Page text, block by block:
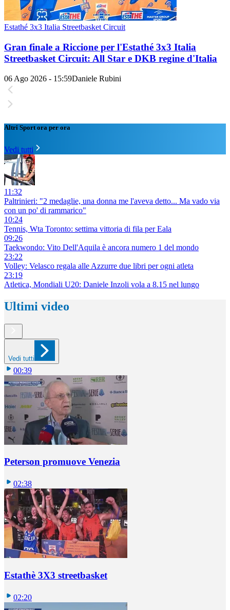
Estathé 3x3 Italia Streetbasket Circuit
Gran finale a Riccione per l'Estathé 3x3 Italia
Streetbasket Circuit: All Star e DKB regine d'Italia
06 Ago 2026 - 15:59Daniele Rubini
Altri Sport ora per ora
Vedi tutti
11:32
Paltrinieri: "2 medaglie, una donna me l'aveva detto... Ma vado via
con un po' di rammarico"
10:24
Tennis, Wta Toronto: settima vittoria di fila per Eala
09:26
Taekwondo: Vito Dell'Aquila è ancora numero 1 del mondo
23:22
Volley: Velasco regala alle Azzurre due libri per ogni atleta
23:19
Atletica, Mondiali U20: Daniele Inzoli vola a 8.15 nel lungo
Ultimi video
Vedi tutti
00:39
Peterson promuove Venezia
02:38
Estathè 3X3 streetbasket
02:20